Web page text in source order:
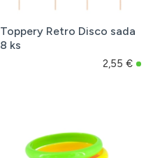
Toppery Retro Disco sada
8 ks
2,55 €